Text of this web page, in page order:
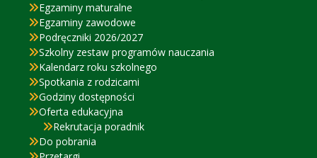
Egzaminy maturalne
Egzaminy zawodowe
Podręczniki 2026/2027
Szkolny zestaw programów nauczania
Kalendarz roku szkolnego
Spotkania z rodzicami
Godziny dostępności
Oferta edukacyjna
Rekrutacja poradnik
Do pobrania